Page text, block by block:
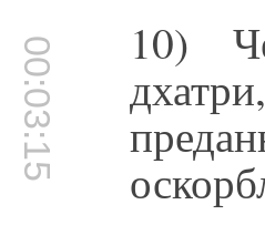
00:03:15 10)